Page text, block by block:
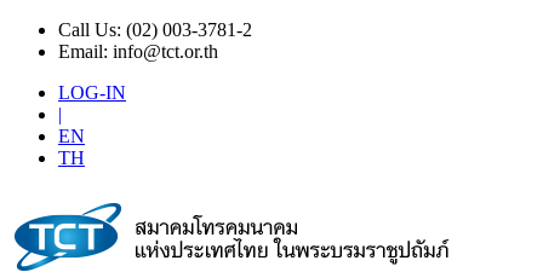
Call Us: (02) 003-3781-2
Email: info@tct.or.th
LOG-IN
|
EN
TH